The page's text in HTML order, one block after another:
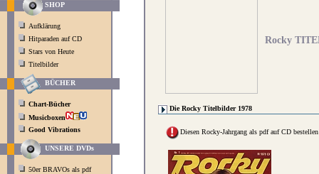
SHOP
Aufklärung
Hitparaden auf CD
Stars von Heute
Titelbilder
BÜCHER
Chart-Bücher
Musicboxen
Good Vibrations
UNSERE DVDs
50er BRAVOs als pdf
Rocky
Die Rocky Titelbilder 1978
Diesen Rocky-Jahrgang als pdf auf CD bestellen